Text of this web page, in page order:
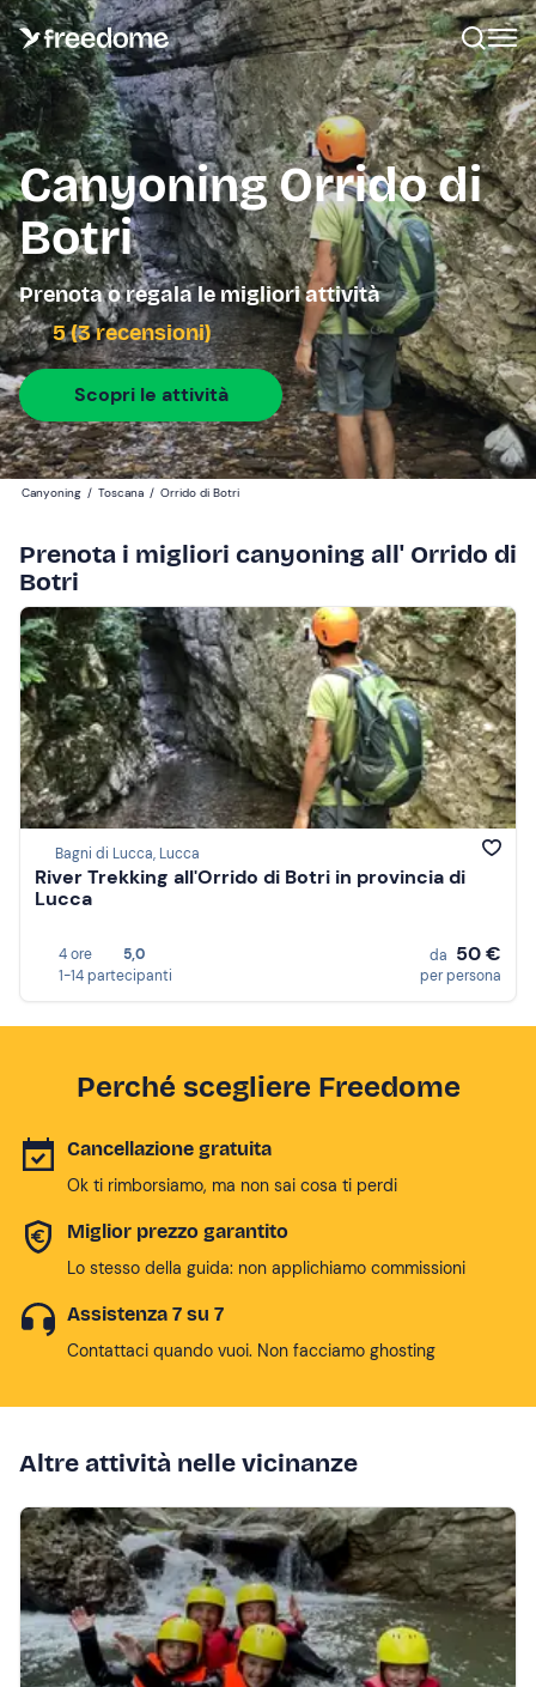
Canyoning Orrido di
Botri
Prenota o regala le migliori attività
5 (3 recensioni)
Scopri le attività
Canyoning / Toscana / Orrido di Botri
Prenota i migliori canyoning all' Orrido di
Botri
Bagni di Lucca, Lucca
River Trekking all'Orrido di Botri in provincia di
Lucca
4 ore
5,0
1-14 partecipanti
da 50 €
per persona
Perché scegliere Freedome
Cancellazione gratuita
Ok ti rimborsiamo, ma non sai cosa ti perdi
Miglior prezzo garantito
Lo stesso della guida: non applichiamo commissioni
Assistenza 7 su 7
Contattaci quando vuoi. Non facciamo ghosting
Altre attività nelle vicinanze